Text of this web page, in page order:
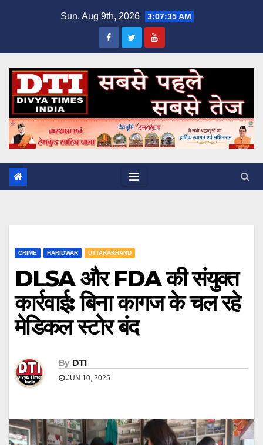
Sun. Aug 9th, 2026 3:07:36 AM
CRIME HARIDWAR UTTARAKHAND
DLSA और FDA की संयुक्त
कार्रवाई: बिना कागज के चल रहे
मेडिकल स्टोर बंद
By DTI
JUN 10, 2025